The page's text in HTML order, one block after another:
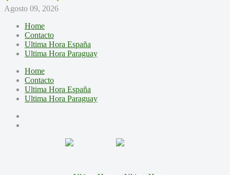
Agosto 09, 2026
Home
Contacto
Ultima Hora España
Ultima Hora Paraguay
Home
Contacto
Ultima Hora España
Ultima Hora Paraguay